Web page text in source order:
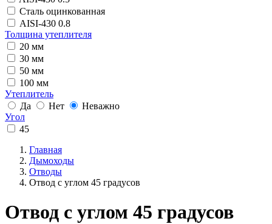
Сталь оцинкованная
AISI-430 0.8
Толщина утеплителя
20 мм
30 мм
50 мм
100 мм
Утеплитель
Да
Нет
Неважно
Угол
45
Главная
Дымоходы
Отводы
Отвод с углом 45 градусов
Отвод с углом 45 градусов